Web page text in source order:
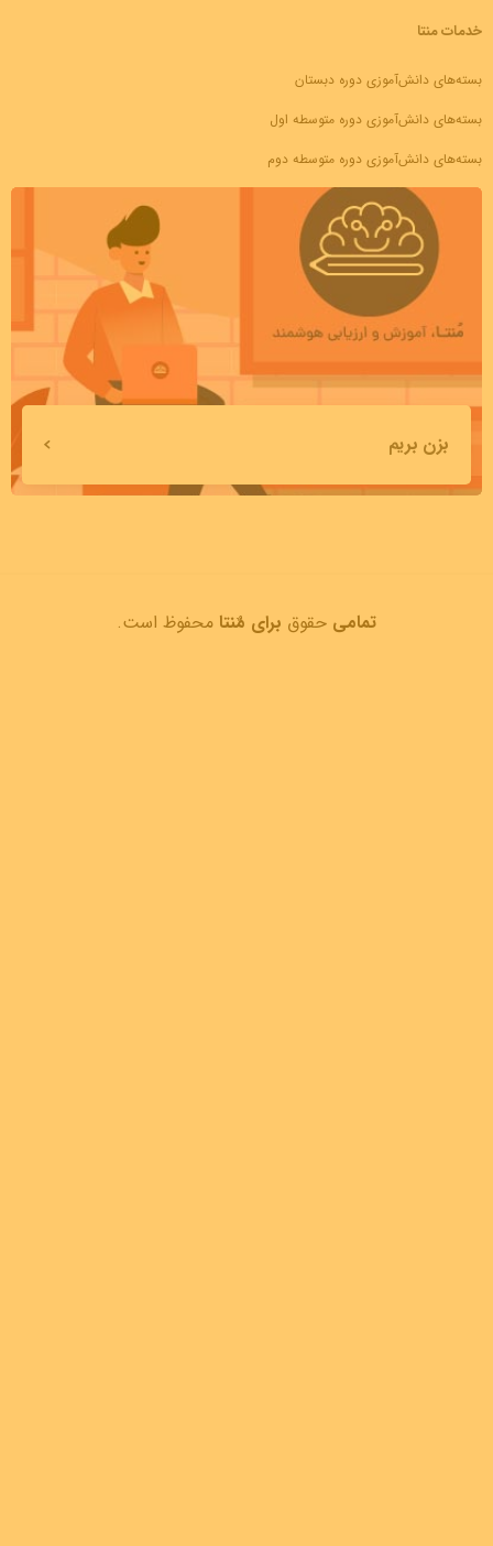
خدمات منتا
بسته‌های دانش‌آموزی دوره دبستان
بسته‌های دانش‌آموزی دوره متوسطه اول
بسته‌های دانش‌آموزی دوره متوسطه دوم
بزن بریم
تمامی حقوق برای مٌنتا محفوظ است.